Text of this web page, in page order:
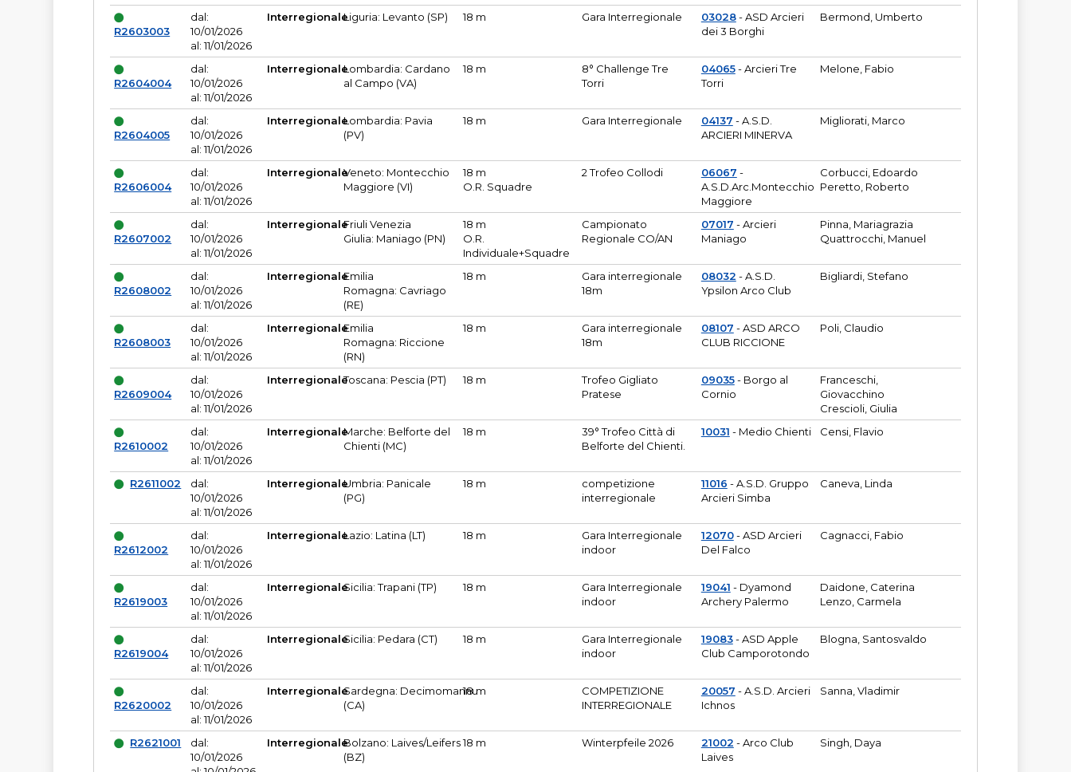
R2603003
dal:
10/01/2026
al: 11/01/2026
InterregionaleLiguria: Levanto (SP) 18 m Gara Interregionale 03028- ASD Arcieri
dei 3 Borghi
Bermond, Umberto
R2604004
dal:
10/01/2026
al: 11/01/2026
InterregionaleLombardia: Cardano
al Campo (VA)
18 m
8° Challenge Tre
Torri
04065- Arcieri Tre
Torri
Melone, Fabio
R2604005
dal:
10/01/2026
al: 11/01/2026
InterregionaleLombardia: Pavia
(PV)
18 m Gara Interregionale 04137 - A.S.D.
ARCIERI MINERVA
Migliorati, Marco
R2606004
dal:
10/01/2026
al: 11/01/2026
InterregionaleVeneto: Montecchio
Maggiore (VI)
18 m
O.R. Squadre
2 Trofeo Collodi 06067 -
A.S.D.Arc.Montecchio
Maggiore
Corbucci, Edoardo
Peretto, Roberto
R2607002
dal:
10/01/2026
al: 11/01/2026
InterregionaleFriuli Venezia
Giulia: Maniago (PN)
18 m
O.R.
Individuale+Squadre
Campionato
Regionale CO/AN
07017 - Arcieri
Maniago
Pinna, Mariagrazia
Quattrocchi, Manuel
R2608002
dal:
10/01/2026
al: 11/01/2026
InterregionaleEmilia
Romagna: Cavriago
(RE)
18 m
Gara interregionale
18m
08032 - A.S.D.
Ypsilon Arco Club
Bigliardi, Stefano
R2608003
dal:
10/01/2026
al: 11/01/2026
InterregionaleEmilia
Romagna: Riccione
(RN)
18 m
Gara interregionale
18m
08107 - ASD ARCO
CLUB RICCIONE
Poli, Claudio
R2609004
dal:
10/01/2026
al: 11/01/2026
InterregionaleToscana: Pescia (PT) 18 m
Trofeo Gigliato
Pratese
09035- Borgo al
Cornio
Franceschi,
Giovacchino
Crescioli, Giulia
R2610002
dal:
10/01/2026
al: 11/01/2026
InterregionaleMarche: Belforte del
Chienti (MC)
18 m
39° Trofeo Città di
Belforte del Chienti.
10031 - Medio Chienti Censi, Flavio
R2611002
dal:
10/01/2026
al: 11/01/2026
InterregionaleUmbria: Panicale
(PG)
18 m
competizione
interregionale
11016 - A.S.D. Gruppo
Arcieri Simba
Caneva, Linda
R2612002
dal:
10/01/2026
al: 11/01/2026
InterregionaleLazio: Latina (LT) 18 m
Gara Interregionale
indoor
12070- ASD Arcieri
Del Falco
Cagnacci, Fabio
R2619003
dal:
10/01/2026
al: 11/01/2026
InterregionaleSicilia: Trapani (TP) 18 m
Gara Interregionale
indoor
19041 - Dyamond
Archery Palermo
Daidone, Caterina
Lenzo, Carmela
R2619004
dal:
10/01/2026
al: 11/01/2026
InterregionaleSicilia: Pedara (CT) 18 m
Gara Interregionale
indoor
19083- ASD Apple
Club Camporotondo
Blogna, Santosvaldo
R2620002
dal:
10/01/2026
al: 11/01/2026
InterregionaleSardegna: Decimomannu
(CA)
18 m
COMPETIZIONE
INTERREGIONALE
20057 - A.S.D. Arcieri
Ichnos
Sanna, Vladimir
R2621001
dal:
10/01/2026
InterregionaleBolzano: Laives/Leifers
(BZ)
18 m Winterpfeile 2026 21002 - Arco Club
Laives
Singh, Daya